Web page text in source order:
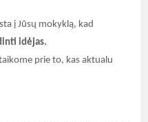
į Jūsų mokyklą, kad
idėjas.
prie to, kas aktualu